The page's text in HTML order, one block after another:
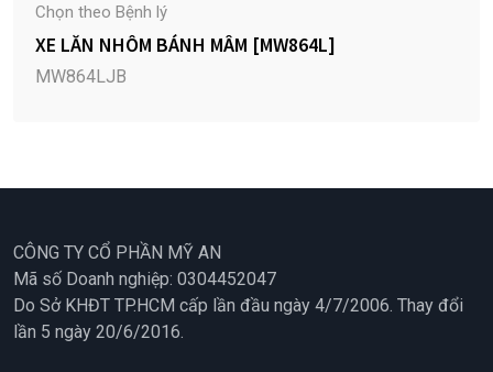
Chọn theo Bệnh lý
XE LĂN NHÔM BÁNH MÂM [MW864L]
MW864LJB
CÔNG TY CỔ PHẦN MỸ AN
Mã số Doanh nghiệp: 0304452047
Do Sở KHĐT TP.HCM cấp lần đầu ngày 4/7/2006. Thay đổi
lần 5 ngày 20/6/2016.